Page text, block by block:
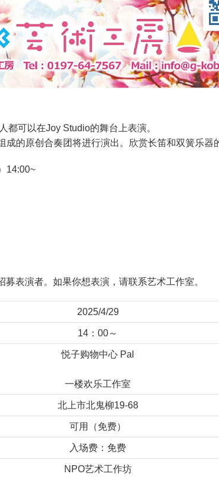
都可以在Joy Studio的舞台上表演。
的原创合奏团将进行演出。欣赏长笛和双簧乐器
14:00~
表演者。如果你想表演，请联系艺术工作室。
2025/4/29
14：00～
悦子购物中心 Pal
一楼欢乐工作室
北上市北鬼柳19-68
可用（免费）
入场费：免费
NPO艺术工作坊